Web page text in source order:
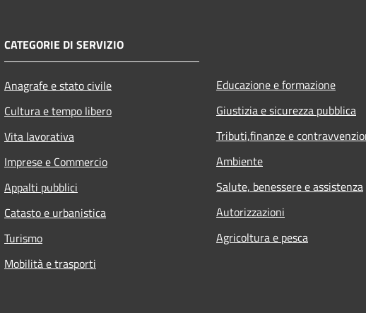
CATEGORIE DI SERVIZIO
Anagrafe e stato civile
Cultura e tempo libero
Vita lavorativa
Imprese e Commercio
Appalti pubblici
Catasto e urbanistica
Turismo
Mobilità e trasporti
Educazione e formazione
Giustizia e sicurezza pubblica
Tributi,finanze e
Ambiente
Salute, benessere e assistenza
Autorizzazioni
Agricoltura e pesca